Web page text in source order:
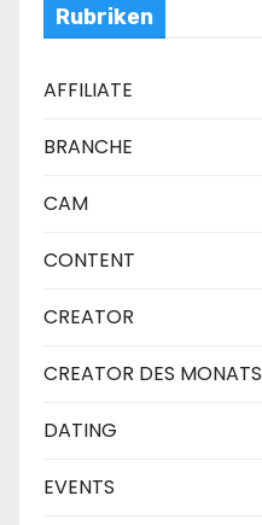
Rubriken
AFFILIATE
BRANCHE
CAM
CONTENT
CREATOR
CREATOR DES MONATS
DATING
EVENTS